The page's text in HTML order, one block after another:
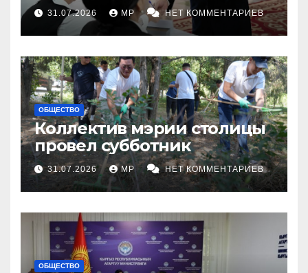
31.07.2026 MP НЕТ КОММЕНТАРИЕВ
ОБЩЕСТВО
Коллектив мэрии столицы
провел субботник
31.07.2026 MP НЕТ КОММЕНТАРИЕВ
ОБЩЕСТВО